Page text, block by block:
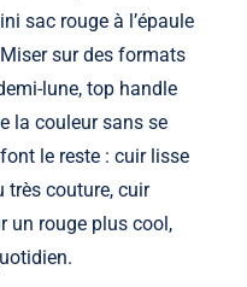
sac rouge à l’épaule
sur des formats
lune, top handle
la couleur sans se
le reste : cuir lisse
très couture, cuir
un rouge plus cool,